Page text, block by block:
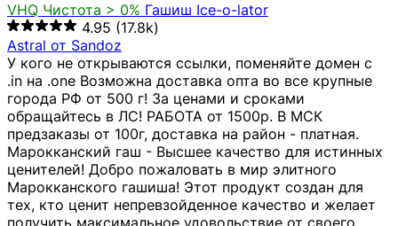
VHQ Чистота > 0% Гашиш Ice-o-lator
4.95 (17.8k)
Astral от Sandoz
У кого не открываются ссылки, поменяйте домен с
.in на .one Возможна доставка опта во все крупные
города РФ от 500 г! За ценами и сроками
обращайтесь в ЛС! РАБОТА от 1500р. В МСК
предзаказы от 100г, доставка на район - платная.
Марокканский гаш - Высшее качество для истинных
ценителей! Добро пожаловать в мир элитного
Марокканского гашиша! Этот продукт создан для
тех, кто ценит непревзойденное качество и желает
получить максимальное удовольствие от своего